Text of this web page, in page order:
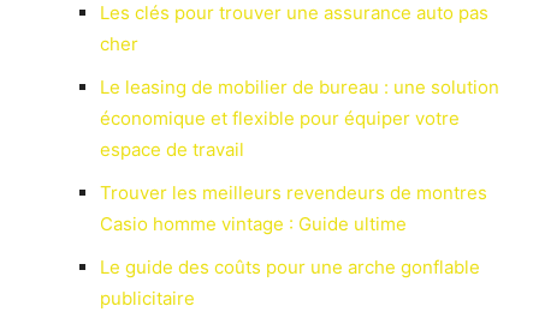
Les clés pour trouver une assurance auto pas
cher
Le leasing de mobilier de bureau : une solution
économique et flexible pour équiper votre
espace de travail
Trouver les meilleurs revendeurs de montres
Casio homme vintage : Guide ultime
Le guide des coûts pour une arche gonflable
publicitaire